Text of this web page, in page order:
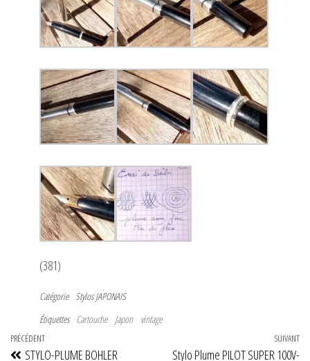
(381)
Catégorie Stylos JAPONAIS
Étiquettes Cartouche Japon vintage
Navigation
Article
PRÉCÉDENT
STYLO-PLUME BOHLER
SUIVANT
Stylo Plume PILOT SUPER 100V-